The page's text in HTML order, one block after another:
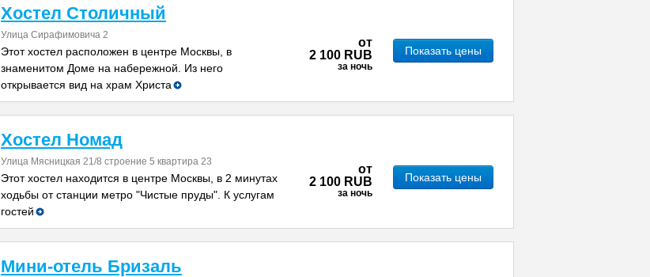
Хостел Столичный
Улица Сирафимовича 2
Этот хостел расположен в центре Москвы, в
знаменитом Доме на набережной. Из него
открывается вид на храм Христа
от
2 100 RUB
за ночь
Показать цены
Хостел Номад
Улица Мясницкая 21/8 строение 5 квартира 23
Этот хостел находится в центре Москвы, в 2 минутах
ходьбы от станции метро "Чистые пруды". К услугам
гостей
от
2 100 RUB
за ночь
Показать цены
Мини-отель Бризаль